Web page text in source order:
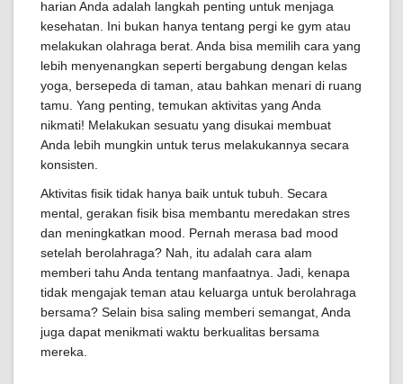
harian Anda adalah langkah penting untuk menjaga
kesehatan. Ini bukan hanya tentang pergi ke gym atau
melakukan olahraga berat. Anda bisa memilih cara yang
lebih menyenangkan seperti bergabung dengan kelas
yoga, bersepeda di taman, atau bahkan menari di ruang
tamu. Yang penting, temukan aktivitas yang Anda
nikmati! Melakukan sesuatu yang disukai membuat
Anda lebih mungkin untuk terus melakukannya secara
konsisten.
Aktivitas fisik tidak hanya baik untuk tubuh. Secara
mental, gerakan fisik bisa membantu meredakan stres
dan meningkatkan mood. Pernah merasa bad mood
setelah berolahraga? Nah, itu adalah cara alam
memberi tahu Anda tentang manfaatnya. Jadi, kenapa
tidak mengajak teman atau keluarga untuk berolahraga
bersama? Selain bisa saling memberi semangat, Anda
juga dapat menikmati waktu berkualitas bersama
mereka.